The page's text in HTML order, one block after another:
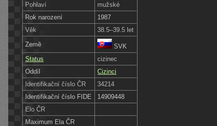
Pohlaví
mužské
Rok narození
1987
Věk
38.5–39.5 let
Země
SVK
Status
cizinec
Oddíl
Cizinci
Identifikační číslo ČR
34214
Identifikační číslo FIDE
14909448
Elo ČR
Maximum Ela ČR